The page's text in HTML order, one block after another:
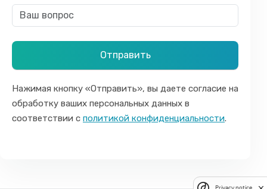
Нажимая кнопку «Отправить», вы даете согласие на
обработку ваших персональных данных в
соответствии с политикой конфиденциальности.
Privacy notice